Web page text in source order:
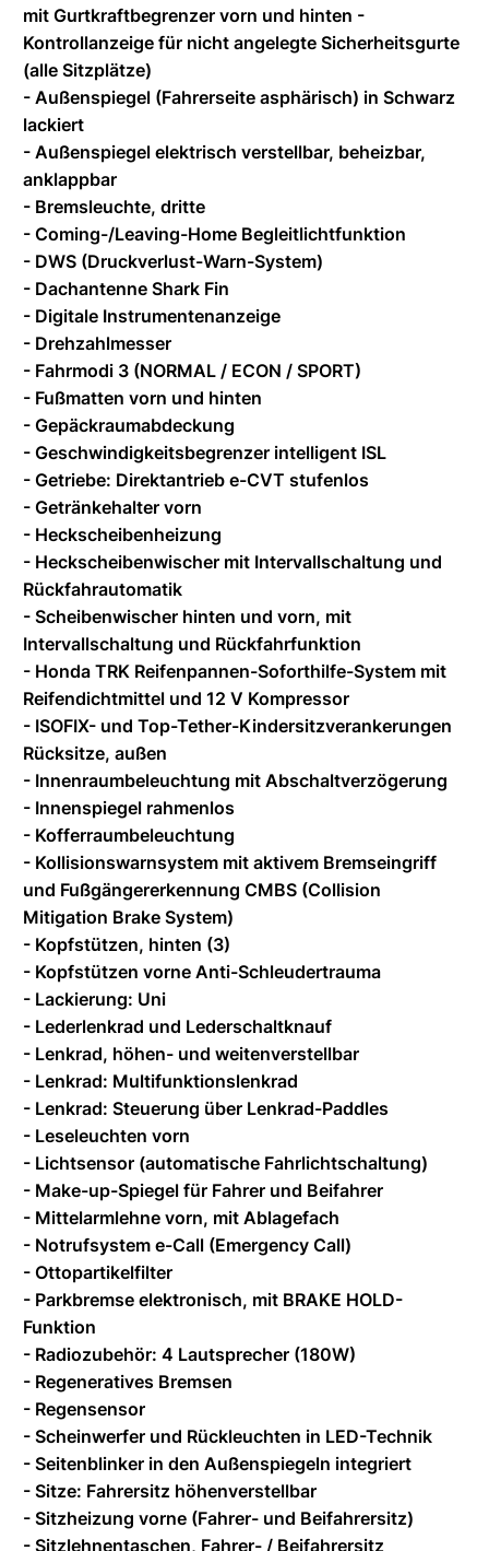
mit Gurtkraftbegrenzer vorn und hinten -
Kontrollanzeige für nicht angelegte Sicherheitsgurte
(alle Sitzplätze)
- Außenspiegel (Fahrerseite asphärisch) in Schwarz
lackiert
- Außenspiegel elektrisch verstellbar, beheizbar,
anklappbar
- Bremsleuchte, dritte
- Coming-/Leaving-Home Begleitlichtfunktion
- DWS (Druckverlust-Warn-System)
- Dachantenne Shark Fin
- Digitale Instrumentenanzeige
- Drehzahlmesser
- Fahrmodi 3 (NORMAL / ECON / SPORT)
- Fußmatten vorn und hinten
- Gepäckraumabdeckung
- Geschwindigkeitsbegrenzer intelligent ISL
- Getriebe: Direktantrieb e-CVT stufenlos
- Getränkehalter vorn
- Heckscheibenheizung
- Heckscheibenwischer mit Intervallschaltung und
Rückfahrautomatik
- Scheibenwischer hinten und vorn, mit
Intervallschaltung und Rückfahrfunktion
- Honda TRK Reifenpannen-Soforthilfe-System mit
Reifendichtmittel und 12 V Kompressor
- ISOFIX- und Top-Tether-Kindersitzverankerungen
Rücksitze, außen
- Innenraumbeleuchtung mit Abschaltverzögerung
- Innenspiegel rahmenlos
- Kofferraumbeleuchtung
- Kollisionswarnsystem mit aktivem Bremseingriff
und Fußgängererkennung CMBS (Collision
Mitigation Brake System)
- Kopfstützen, hinten (3)
- Kopfstützen vorne Anti-Schleudertrauma
- Lackierung: Uni
- Lederlenkrad und Lederschaltknauf
- Lenkrad, höhen- und weitenverstellbar
- Lenkrad: Multifunktionslenkrad
- Lenkrad: Steuerung über Lenkrad-Paddles
- Leseleuchten vorn
- Lichtsensor (automatische Fahrlichtschaltung)
- Make-up-Spiegel für Fahrer und Beifahrer
- Mittelarmlehne vorn, mit Ablagefach
- Notrufsystem e-Call (Emergency Call)
- Ottopartikelfilter
- Parkbremse elektronisch, mit BRAKE HOLD-
Funktion
- Radiozubehör: 4 Lautsprecher (180W)
- Regeneratives Bremsen
- Regensensor
- Scheinwerfer und Rückleuchten in LED-Technik
- Seitenblinker in den Außenspiegeln integriert
- Sitze: Fahrersitz höhenverstellbar
- Sitzheizung vorne (Fahrer- und Beifahrersitz)
- Sitzlehnentaschen, Fahrer- / Beifahrersitz